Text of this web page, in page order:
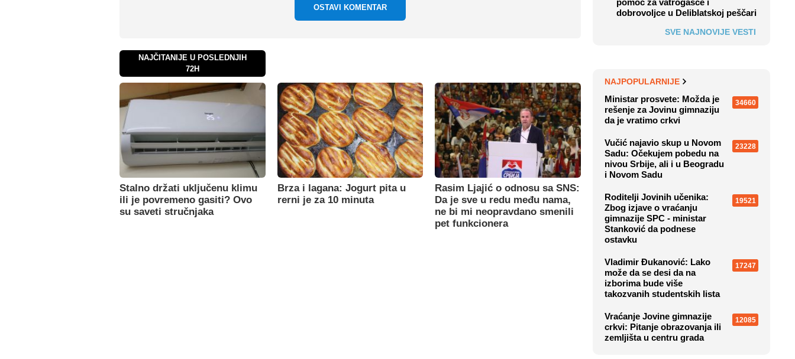
OSTAVI KOMENTAR
NAJČITANIJE U POSLEDNJIH
72H
Stalno držati uključenu klimu
ili je povremeno gasiti? Ovo
su saveti stručnjaka
Brza i lagana: Jogurt pita u
rerni je za 10 minuta
Rasim Ljajić o odnosu sa SNS:
Da je sve u redu među nama,
ne bi mi neopravdano smenili
pet funkcionera
pomoć za vatrogasce i
dobrovoljce u Deliblatskoj peščari
SVE NAJNOVIJE VESTI
NAJPOPULARNIJE
Ministar prosvete: Možda je
rešenje za Jovinu gimnaziju
da je vratimo crkvi
34660
Vučić najavio skup u Novom
Sadu: Očekujem pobedu na
nivou Srbije, ali i u Beogradu
i Novom Sadu
23228
Roditelji Jovinih učenika:
Zbog izjave o vraćanju
gimnazije SPC - ministar
Stanković da podnese
ostavku
19521
Vladimir Đukanović: Lako
može da se desi da na
izborima bude više
takozvanih studentskih lista
17247
Vraćanje Jovine gimnazije
crkvi: Pitanje obrazovanja ili
zemljišta u centru grada
12085